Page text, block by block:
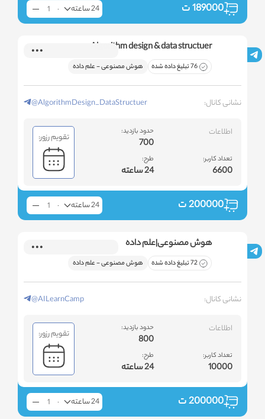
189000ت 24 ساعته
Algorithm design & data structuer
76 تبلیغ داده شده هوش مصنوعی - علم داده
نشانی کانال: @AlgorithmDesign_DataStructuer
اطلاعات
تعداد کاربر:
6600
حدود بازدید:
700
طرح:
24 ساعته
تقویم رزور:
200000ت 24 ساعته
هوش مصنوعی|علم داده
72 تبلیغ داده شده هوش مصنوعی - علم داده
نشانی کانال: @AILearnCamp
اطلاعات
تعداد کاربر:
10000
حدود بازدید:
800
طرح:
24 ساعته
تقویم رزور:
200000ت 24 ساعته